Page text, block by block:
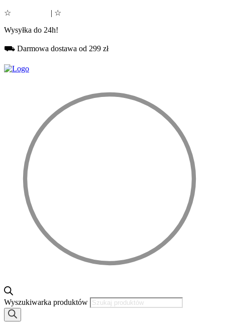
☆ | ☆
Wysyłka do 24h!
⛟ Darmowa dostawa od 299 zł
Wyszukiwarka produktów